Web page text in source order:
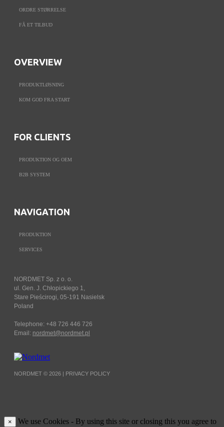
ORDRE STØRRELSE
FÅ ET TILBUD
OVERVIEW
PRODUKTLØSNING
KOM GOD FRA START
FOR CLIENTS
PRODUKTION OG OEM
B2B SYSTEM
NAVIGATION
PRODUKTION
SERVICES
NORDMET Sp. z o. o.
ul. Gen. J. Chłopickiego 1,
Stare Pieścirogi, 05-191 Nasielsk
Poland
Telephone: +48 726 446 726
Email: nordmet@nordmet.pl
NORDMET © 2026 | PRIVACY POLICY
×
We use Cookies - By using this site or closing this you agree to